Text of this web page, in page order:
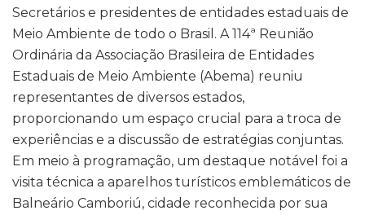
Secretários e presidentes de entidades estaduais de
Meio Ambiente de todo o Brasil. A 114ª Reunião
Ordinária da Associação Brasileira de Entidades
Estaduais de Meio Ambiente (Abema) reuniu
representantes de diversos estados,
proporcionando um espaço crucial para a troca de
experiências e a discussão de estratégias conjuntas.
Em meio à programação, um destaque notável foi a
visita técnica a aparelhos turísticos emblemáticos de
Balneário Camboriú, cidade reconhecida por sua